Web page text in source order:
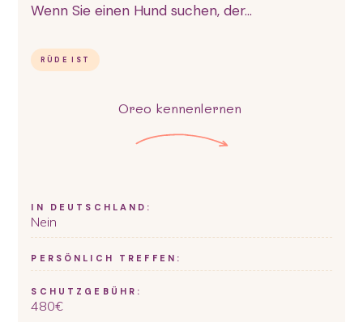
Wenn Sie einen Hund suchen, der...
RÜDE IST
Oreo kennenlernen
IN DEUTSCHLAND:
Nein
PERSÖNLICH TREFFEN:
SCHUTZGEBÜHR:
480€